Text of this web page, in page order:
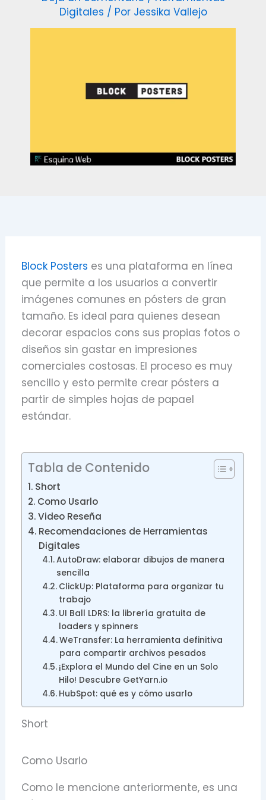
Digitales / Por Jessika Vallejo
Block Posters es una plataforma en línea
que permite a los usuarios a convertir
imágenes comunes en pósters de gran
tamaño. Es ideal para quienes desean
decorar espacios cons sus propias fotos o
diseños sin gastar en impresiones
comerciales costosas. El proceso es muy
sencillo y esto permite crear pósters a
partir de simples hojas de papael
estándar.
Tabla de Contenido
Short
Como Usarlo
Video Reseña
Recomendaciones de Herramientas
Digitales
AutoDraw: elaborar dibujos de manera
sencilla
ClickUp: Plataforma para organizar tu
trabajo
UI Ball LDRS: la librería gratuita de
loaders y spinners
WeTransfer: La herramienta definitiva
para compartir archivos pesados
¡Explora el Mundo del Cine en un Solo
Hilo! Descubre GetYarn.io
HubSpot: qué es y cómo usarlo
Short
Como Usarlo
Como le mencione anteriormente, es una